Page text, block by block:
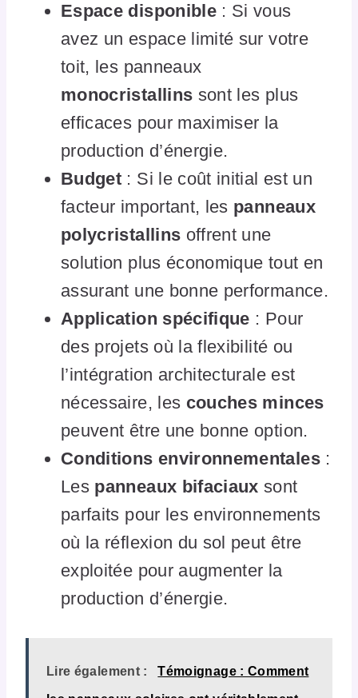
Espace disponible: Si vous
avez un espace limité sur votre
toit, les panneaux
monocristallins sont les plus
efficaces pour maximiser la
production d’énergie.
Budget : Si le coût initial est un
facteur important, les panneaux
polycristallins offrent une
solution plus économique tout en
assurant une bonne performance.
Application spécifique : Pour
des projets où la flexibilité ou
l’intégration architecturale est
nécessaire, les couches minces
peuvent être une bonne option.
Conditions environnementales:
Les panneaux bifaciaux sont
parfaits pour les environnements
où la réflexion du sol peut être
exploitée pour augmenter la
production d’énergie.
Lire également : Témoignage : Comment